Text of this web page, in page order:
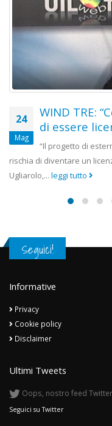
TRE:
essere
progetto di
diventare un licenziamento
leggi tutto
Seguici!
Informative
Privacy
Cookie policy
Disclaimer
Ultimi Tweets
Oops, nostro feed
Seguici su Twitter